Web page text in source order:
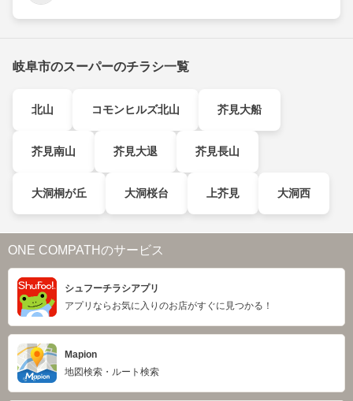
岐阜市のスーパーのチラシ一覧
北山 コモンヒルズ北山 芥見大船
芥見南山 芥見大退 芥見長山
大洞桐が丘 大洞桜台 上芥見 大洞西
ONE COMPATHのサービス
シュフーチラシアプリ
アプリならお気に入りのお店がすぐに見つかる！
Mapion
地図検索・ルート検索